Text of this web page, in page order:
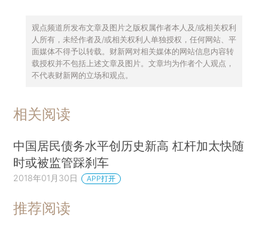
观点频道所发布文章及图片之版权属作者本人及/或相关权利
人所有，未经作者及/或相关权利人单独授权，任何网站、平
面媒体不得予以转载。财新网对相关媒体的网站信息内容转
载授权并不包括上述文章及图片。文章均为作者个人观点，
不代表财新网的立场和观点。
相关阅读
中国居民债务水平创历史新高 杠杆加太快随
时或被监管踩刹车
2018年01月30日 APP打开
推荐阅读